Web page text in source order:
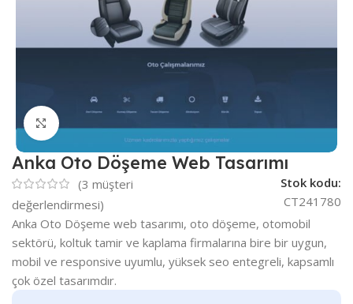
Büyütmek için tıklayın
Anka Oto Döşeme Web Tasarımı
(3 müşteri
değerlendirmesi)
Stok kodu:
CT241780
Anka Oto Döşeme web tasarımı, oto döşeme, otomobil
sektörü, koltuk tamir ve kaplama firmalarına bire bir uygun,
mobil ve responsive uyumlu, yüksek seo entegreli, kapsamlı
çok özel tasarımdır.